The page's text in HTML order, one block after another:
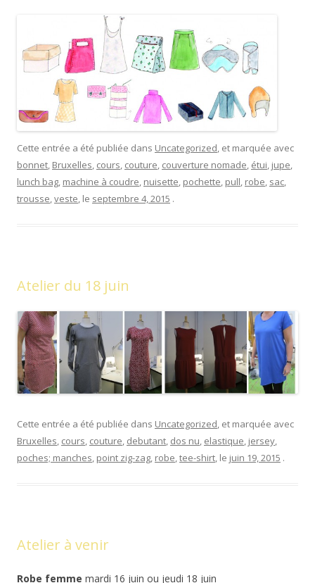
Cette entrée a été publiée dans Uncategorized, et marquée avec
bonnet, Bruxelles, cours, couture, couverture nomade, étui, jupe,
lunch bag, machine à coudre, nuisette, pochette, pull, robe, sac,
trousse,veste, le septembre 4, 2015 .
Atelier du 18 juin
Cette entrée a été publiée dans Uncategorized, et marquée avec
Bruxelles, cours, couture, debutant, dos nu, elastique, jersey,
poches; manches, point zig-zag, robe,tee-shirt, le juin 19, 2015 .
Atelier à venir
Robe femme mardi 16 juin ou jeudi 18 juin